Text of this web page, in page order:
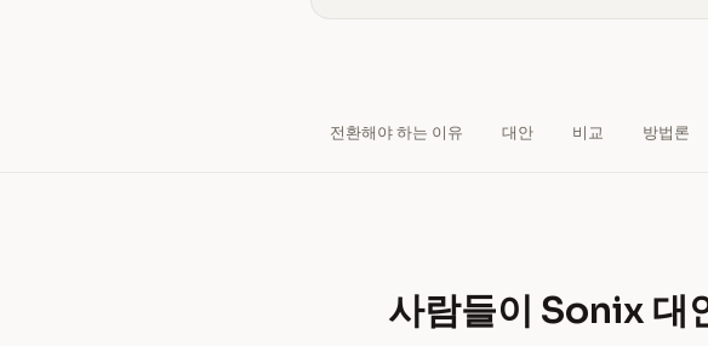
전환해야 하는 이유 대안 비교 방법론
사람들이 Sonix 대